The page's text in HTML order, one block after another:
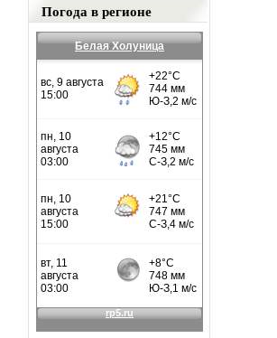
Погода в регионе
Белая Холуница